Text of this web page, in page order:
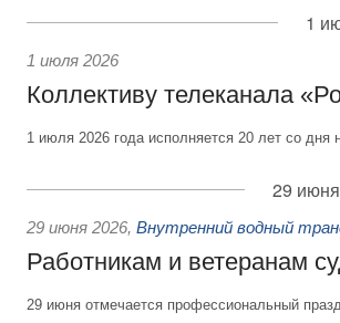
1
1 июля 2026
Коллективу телеканала
1 июля 2026 года исполняется 20 лет со дня
29
29 июня 2026, Внутренний водный
Работникам и ветеранам
29 июня отмечается профессиональный